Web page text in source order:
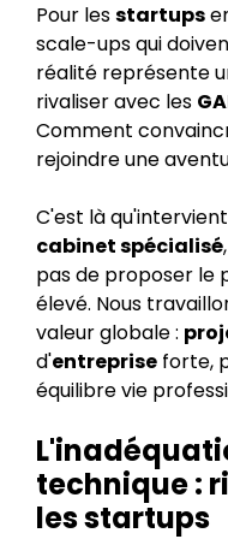
Pour lesstartups
scale-ups qui
réalité représente
rivaliser avec les
Comment
rejoindre une
C'est là
cabinet spécialisé
pas de proposer le
élevé. Nous
valeur globale :
d'entreprise forte,
équilibre vie
technique :
les startups